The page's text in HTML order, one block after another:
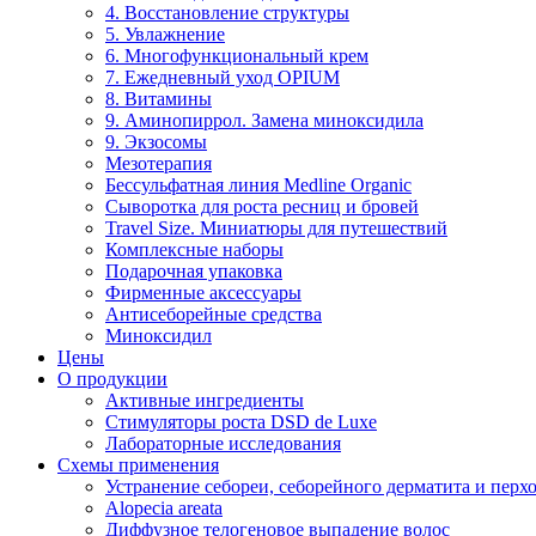
4. Восстановление структуры
5. Увлажнение
6. Многофункциональный крем
7. Ежедневный уход OPIUM
8. Витамины
9. Аминопиррол. Замена миноксидила
9. Экзосомы
Мезотерапия
Бессульфатная линия Medline Organic
Сыворотка для роста ресниц и бровей
Travel Size. Миниатюры для путешествий
Комплексные наборы
Подарочная упаковка
Фирменные аксессуары
Антисеборейные средства
Миноксидил
Цены
О продукции
Активные ингредиенты
Стимуляторы роста DSD de Luxe
Лабораторные исследования
Схемы применения
Устранение себореи, себорейного дерматита и
Alopecia areata
Диффузное телогеновое выпадение волос